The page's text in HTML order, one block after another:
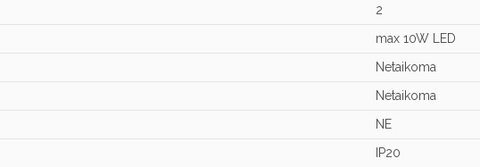
2
max 10W LED
Netaikoma
Netaikoma
NE
IP20